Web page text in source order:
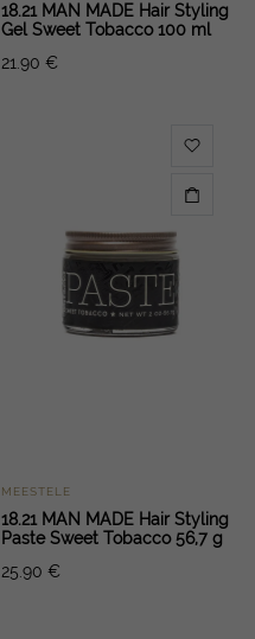
18.21 MAN MADE Hair Styling
Gel Sweet Tobacco 100 ml
21.90 €
MEESTELE
18.21 MAN MADE Hair Styling
Paste Sweet Tobacco 56,7 g
25.90 €